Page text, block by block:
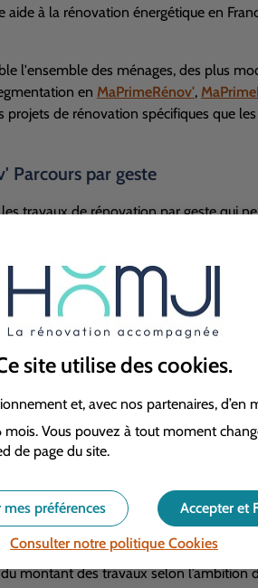
à la rénovation énergétique en
l'ensemble des ménages, des plus
en MaPrimeRénov',
projets de rénovation spécifiques que
Parcours par geste
travaux de rénovation par geste qui
d’isolation (depuis le 1er janvier
1er janvier 2026, les chaudières
des systèmes de chauffage
renouvelables.
accompagné pour une
est dédiée aux projets de
sur l'échelle du
Diagnostic de
du montant des travaux et
d’ampleur, l'obligation de se faire
le 23 février avant le dépôt d’une
montant des travaux selon
site utilise descookies.
et, avec nos partenaires, d’en
Vous pouvez à tout moment
de page du site.
Accepter et
mes préférences
Consulter notre politique Cookies